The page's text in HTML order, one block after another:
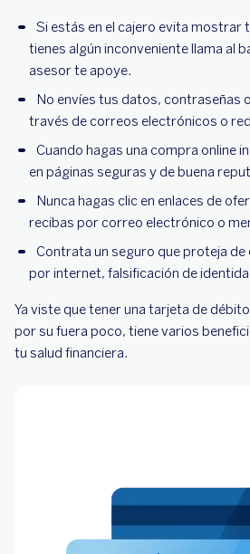
Si estás en el cajero evita mostrar
tienes algún inconveniente llama al
asesor te apoye.
No envíes tus datos, contraseñas
través de correos electrónicos o
Cuando hagas una compra online
en páginas seguras y de buena
Nunca hagas clic en enlaces de
recibas por correo electrónico o
Contrata un seguro que proteja
por internet, falsificación de
Ya viste que tener una tarjeta de
por su fuera poco, tiene varios
tu salud financiera.